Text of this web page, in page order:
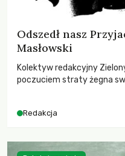
Odszedł nasz
Masłowski
Kolektyw redakcyjny
poczuciem straty żegna
Redakcja